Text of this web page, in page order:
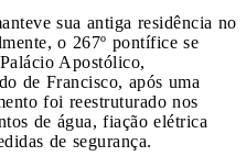
sua antiga residência no
o 267º pontífice se
Apostólico,
de Francisco, após uma
foi reestruturado nos
de água, fiação elétrica
de segurança.